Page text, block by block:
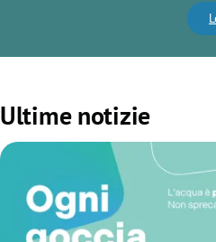
Ultime notizie